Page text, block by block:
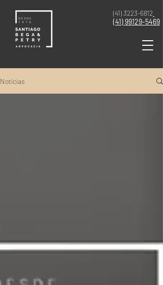
(41) 3223-6812
(41)99129-5469
Notícias